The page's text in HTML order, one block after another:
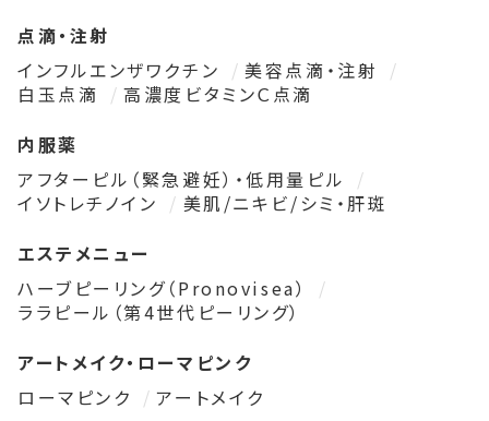
点滴・注射
インフルエンザワクチン
美容点滴・注射
白玉点滴
高濃度ビタミンＣ点滴
内服薬
アフターピル（緊急避妊）・低用量ピル
イソトレチノイン
美肌/ニキビ/シミ・肝斑
エステメニュー
ハーブピーリング（Pronovisea）
ララピール（第4世代ピーリング）
アートメイク・ローマピンク
ローマピンク
アートメイク